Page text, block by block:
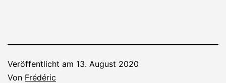
Veröffentlicht am 13. August 2020
Von Frédéric